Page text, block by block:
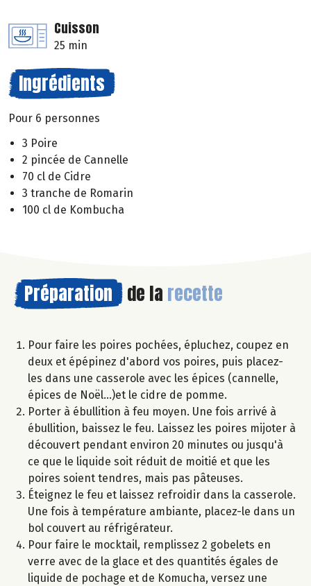
Cuisson
25 min
Ingrédients
Pour 6 personnes
3 Poire
2 pincée de Cannelle
70 cl de Cidre
3 tranche de Romarin
100 cl de Kombucha
Préparation de la recette
Pour faire les poires pochées, épluchez, coupez en
deux et épépinez d'abord vos poires, puis placez-
les dans une casserole avec les épices (cannelle,
épices de Noël...)et le cidre de pomme.
Porter à ébullition à feu moyen. Une fois arrivé à
ébullition, baissez le feu. Laissez les poires mijoter à
découvert pendant environ 20 minutes ou jusqu'à
ce que le liquide soit réduit de moitié et que les
poires soient tendres, mais pas pâteuses.
Éteignez le feu et laissez refroidir dans la casserole.
Une fois à température ambiante, placez-le dans un
bol couvert au réfrigérateur.​
Pour faire le mocktail, remplissez 2 gobelets en
verre avec de la glace et des quantités égales de
liquide de pochage et de Komucha, versez une